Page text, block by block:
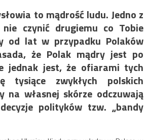
to mądrość ludu. Jedno z
czynić drugiemu co Tobie
od lat w przypadku Polaków
że Polak mądry jest po
jednak jest, że ofiarami tych
tysiące zwykłych polskich
na własnej skórze odczuwają
polityków tzw. „bandy